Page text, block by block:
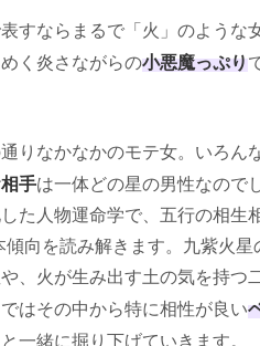
すならまるで「火」のような
く炎さながらの小悪魔っぷり
りなかなかのモテ女。いろん
手は一体どの星の男性なので
た人物運命学で、五行の相生
向を読み解きます。九紫火星
、火が生み出す土の気を持つ
はその中から特に相性が良い
一緒に掘り下げていきます。